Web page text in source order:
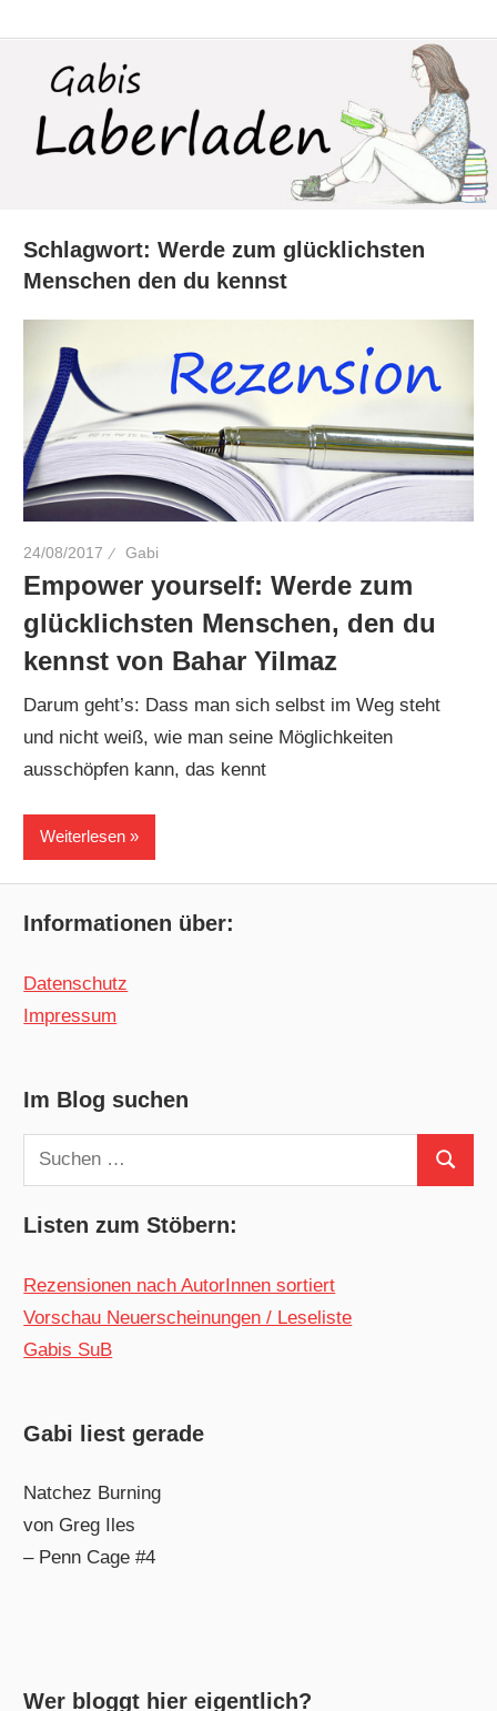
springen
Laberladen
Schlagwort:Werde zum glücklichsten
Menschen den du kennst
24/08/2017 Gabi
Empower yourself: Werde zum
glücklichsten Menschen, den du
kennst von Bahar Yilmaz
Darum geht’s: Dass man sich selbst im Weg steht
und nicht weiß, wie man seine Möglichkeiten
ausschöpfen kann, das kennt
Weiterlesen
Informationen über:
Datenschutz
Impressum
Im Blog suchen
Suchen
nach:
Suchen
Listen zum Stöbern:
Rezensionen nach AutorInnen sortiert
Vorschau Neuerscheinungen / Leseliste
Gabis SuB
Gabi liest gerade
Natchez Burning
von Greg Iles
– Penn Cage #4
Wer bloggt hier eigentlich?